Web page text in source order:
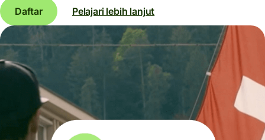
Daftar Pelajari lebih lanjut